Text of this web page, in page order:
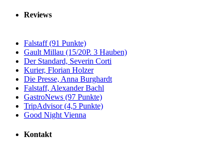
Reviews
Falstaff (91 Punkte)
Gault Millau (15/20P. 3 Hauben)
Der Standard, Severin Corti
Kurier, Florian Holzer
Die Presse, Anna Burghardt
Falstaff, Alexander Bachl
GastroNews (97 Punkte)
TripAdvisor (4,5 Punkte)
Good Night Vienna
Kontakt